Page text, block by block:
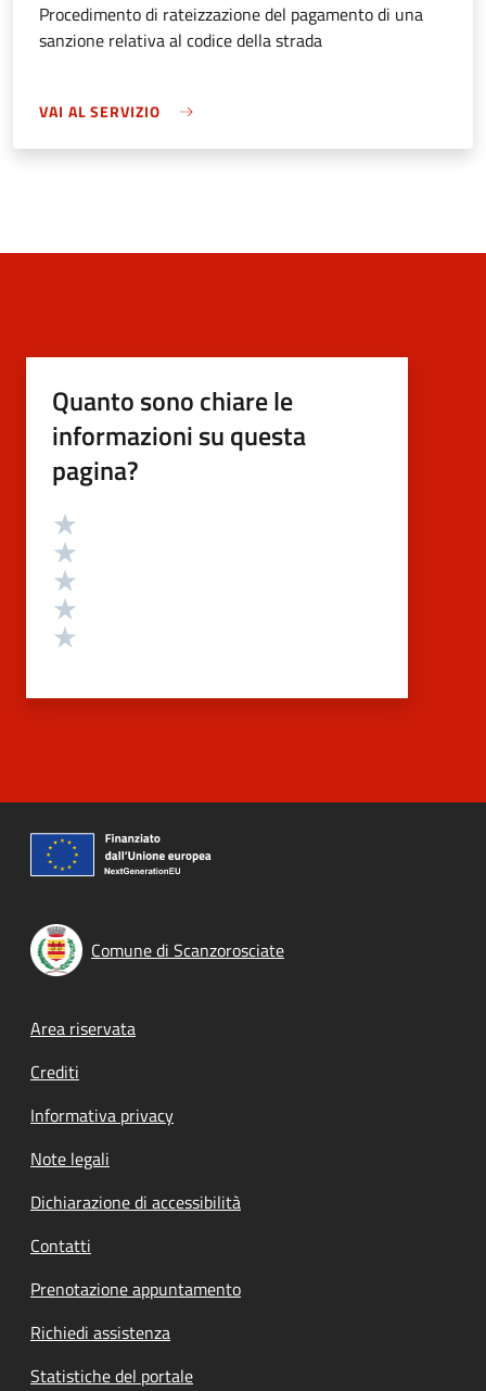
Procedimento di rateizzazione del pagamento di una
sanzione relativa al codice della strada
VAI AL SERVIZIO
Quanto sono chiare le
informazioni su questa
pagina?
Valutazione
Comune di Scanzorosciate
Footer menu
Area riservata
Crediti
Informativa privacy
Note legali
Dichiarazione di accessibilità
Contatti
Prenotazione appuntamento
Richiedi assistenza
Statistiche del portale